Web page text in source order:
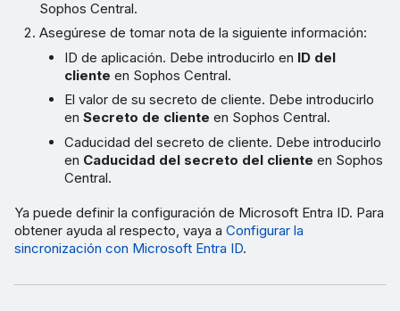
Sophos Central.
Asegúrese de tomar nota de la siguiente información:
ID de aplicación. Debe introducirlo en ID del
cliente en Sophos Central.
El valor de su secreto de cliente. Debe introducirlo
en Secreto de cliente en Sophos Central.
Caducidad del secreto de cliente. Debe introducirlo
en Caducidad del secreto del cliente en Sophos
Central.
Ya puede definir la configuración de Microsoft Entra ID. Para
obtener ayuda al respecto, vaya a Configurar la
sincronización con Microsoft Entra ID.